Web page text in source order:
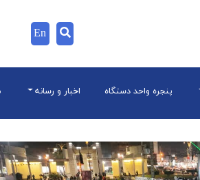
En
پنجره واحد دستگاه اخبار و رسانه